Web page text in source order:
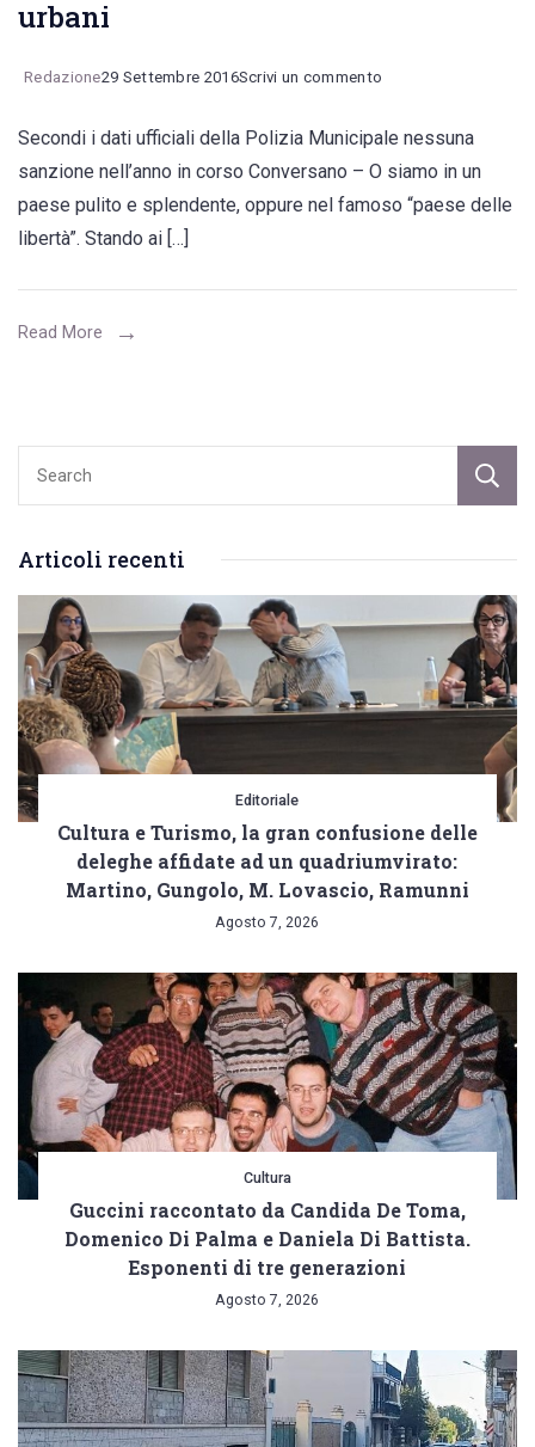
Morello
urbani
Redazione29 Settembre 2016Scrivi un commento
dei
cani
sparse
strada:
dai
Secondi i dati ufficiali della Polizia Municipale nessuna
sanzione nell’anno in corso Conversano – O siamo in un
paese pulito e splendente, oppure nel famoso “paese delle
libertà”. Stando ai […]
Read More
Articoli recenti
Editoriale
Cultura e Turismo, la gran confusione delle
deleghe affidate ad un quadriumvirato:
Martino, Gungolo, M. Lovascio, Ramunni
Agosto 7, 2026
Cultura
Guccini raccontato da Candida De Toma,
Domenico Di Palma e Daniela Di Battista.
Esponenti di tre generazioni
Agosto 7, 2026